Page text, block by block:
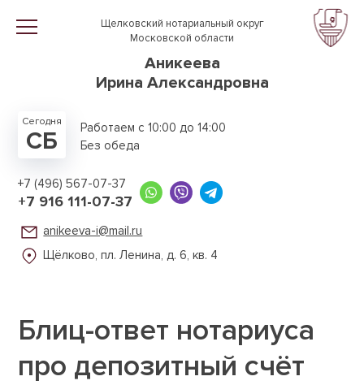
Перейти к основному содержанию
Щелковский нотариальный округ
Московской области
Аникеева
Ирина Александровна
Сегодня
СБ
Работаем с 10:00 до 14:00
Без обеда
+7 (496) 567-07-37
+7 916 111-07-37
anikeeva-i@mail.ru
Щёлково, пл. Ленина,д. 6, кв. 4
Блиц-ответ нотариуса
про депозитный счёт